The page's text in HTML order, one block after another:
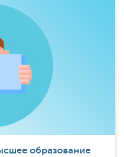
образование